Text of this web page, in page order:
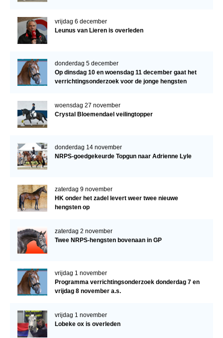
vrijdag 6 december
Leunus van Lieren is overleden
donderdag 5 december
Op dinsdag 10 en woensdag 11 december gaat het
verrichtingsonderzoek voor de jonge hengsten
woensdag 27 november
Crystal Bloemendael veilingtopper
donderdag 14 november
NRPS-goedgekeurde Topgun naar Adrienne Lyle
zaterdag 9 november
HK onder het zadel levert weer twee nieuwe
hengsten op
zaterdag 2 november
Twee NRPS-hengsten bovenaan in GP
vrijdag 1 november
Programma verrichtingsonderzoek donderdag 7 en
vrijdag 8 november a.s.
vrijdag 1 november
Lobeke ox is overleden